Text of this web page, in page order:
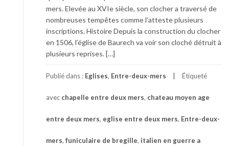
mers. Elevée au XVIe siècle, son clocher a traversé de
nombreuses tempêtes comme l’atteste plusieurs
inscriptions. Histoire Depuis la construction du clocher
en 1506, l’église de Baurech va voir son cloché détruit à
plusieurs reprises. […]
Publié dans : Eglises, Entre-deux-mers Étiqueté
avec chapelle entre deux mers, chateau moyen age
entre deux mers, eglise entre deux mers, Entre-deux-
mers, funiculaire de bregille, italien en guerre a